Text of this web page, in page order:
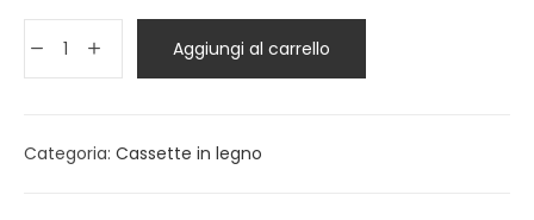
Aggiungi al carrello
Categoria: Cassette in legno